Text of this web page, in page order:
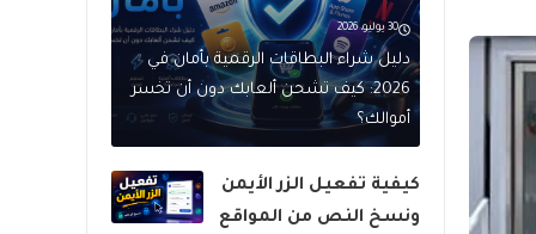
30 يوليو، 2026
دليل شراء البطاقات الرقمية بأمان في
2026: كيف تشحن ألعابك دون أن تخسر
أموالك؟
كيفية تفعيل الزر الأيمن
ونسخ النص من المواقع